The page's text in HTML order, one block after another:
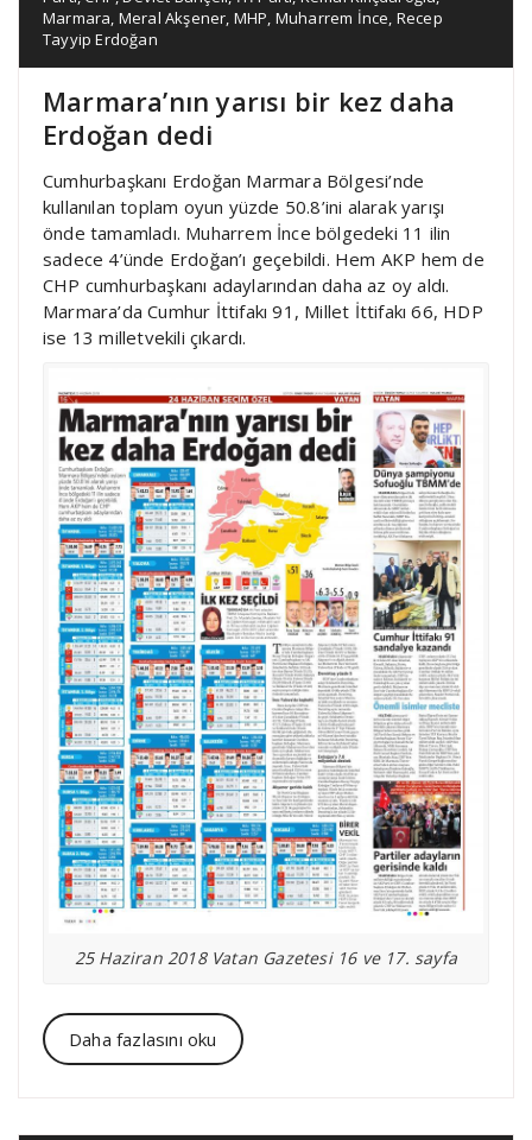
Marmara, Meral Akşener, MHP, Muharrem İnce, Recep
Tayyip Erdoğan
Marmara’nın yarısı bir kez daha
Erdoğan dedi
Cumhurbaşkanı Erdoğan Marmara Bölgesi’nde
kullanılan toplam oyun yüzde 50.8’ini alarak yarışı
önde tamamladı. Muharrem İnce bölgedeki 11 ilin
sadece 4’ünde Erdoğan’ı geçebildi. Hem AKP hem de
CHP cumhurbaşkanı adaylarından daha az oy aldı.
Marmara’da Cumhur İttifakı 91, Millet İttifakı 66, HDP
ise 13 milletvekili çıkardı.
25 Haziran 2018 Vatan Gazetesi 16 ve 17. sayfa
Daha fazlasını oku